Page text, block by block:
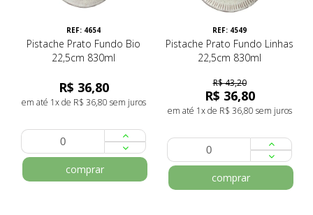
REF: 4654
Pistache Prato Fundo Bio
22,5cm 830ml
R$ 36,80
em até 1x de R$ 36,80 sem juros
comprar
REF: 4549
Pistache Prato Fundo Linhas
22,5cm 830ml
R$ 43,20
R$ 36,80
em até 1x de R$ 36,80 sem juros
comprar